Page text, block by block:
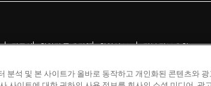
접근성 취약점 공개 정책 취약성 보고 정부 정보 요청
분석 및 본 사이트가 올바로 동작하고 개인화된 콘텐츠와 광